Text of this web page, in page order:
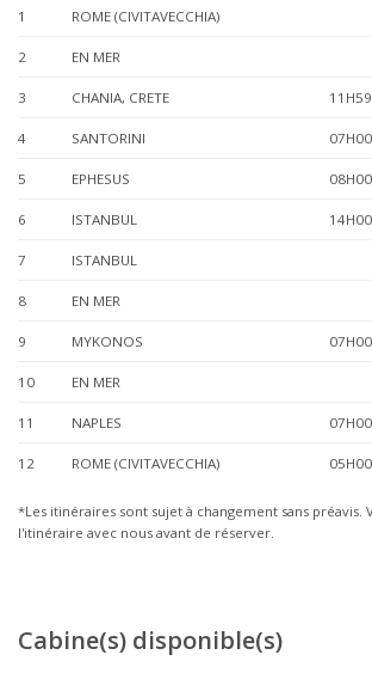
1 ROME (CIVITAVECCHIA)
2 EN MER
3 CHANIA, CRETE 11H59
4 SANTORINI 07H00
5 EPHESUS 08H00
6 ISTANBUL 14H00
7 ISTANBUL
8 EN MER
9 MYKONOS 07H00
10 EN MER
11 NAPLES 07H00
12 ROME (CIVITAVECCHIA) 05H00
*Les itinéraires sont sujet à changement sans
l'itinéraire avec nous avant de réserver.
Cabine(s) disponible(s)